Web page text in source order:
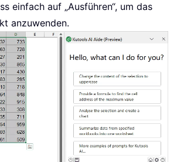
einfach auf „Ausführen“, um das
anzuwenden.